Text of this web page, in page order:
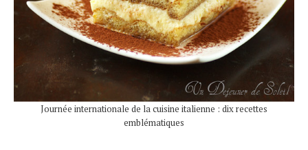
Journée internationale de la cuisine italienne : dix recettes
emblématiques